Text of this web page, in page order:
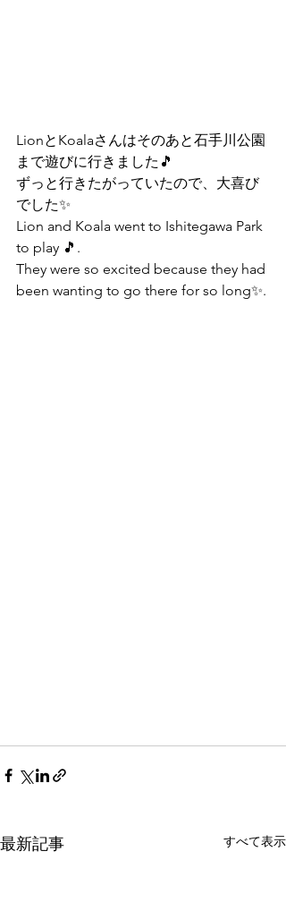
LionとKoalaさんはそのあと石手川公園
まで遊びに行きました🎵
ずっと行きたがっていたので、大喜び
でした✨
Lion and Koala went to Ishitegawa Park
to play 🎵.
They were so excited because they had
been wanting to go there for so long✨.
最新記事 すべて表示